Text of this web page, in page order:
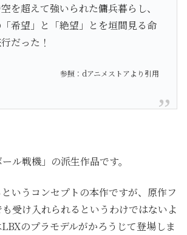
を超えて強いられた傭兵暮らし、
希望」と「絶望」とを垣間見る命
だった！
参照：dアニメストアより引用
ル戦機」の派生作品です。
いうコンセプトの本作ですが、原作フ
受け入れられるというわけではないよ
のプラモデルがかろうじて登場しま